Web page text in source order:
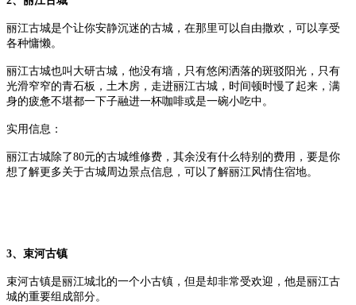
丽江古城是个让你安静沉迷的古城，在那里可以自由撒欢，可以享受
各种慵懒。
丽江古城也叫大研古城，他没有墙，只有悠闲洒落的斑驳阳光，只有
光滑窄窄的青石板，土木房，走进丽江古城，时间顿时慢了起来，满
身的疲惫不堪都一下子融进一杯咖啡或是一碗小吃中。
实用信息：
丽江古城除了80元的古城维修费，其余没有什么特别的费用，要是你
想了解更多关于古城周边景点信息，可以了解丽江风情住宿地。
3、束河古镇
束河古镇是丽江城北的一个小古镇，但是却非常受欢迎，他是丽江古
城的重要组成部分。